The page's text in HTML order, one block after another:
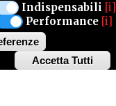
Indispensabili [i]
Performance [i]
Accetta Tutti